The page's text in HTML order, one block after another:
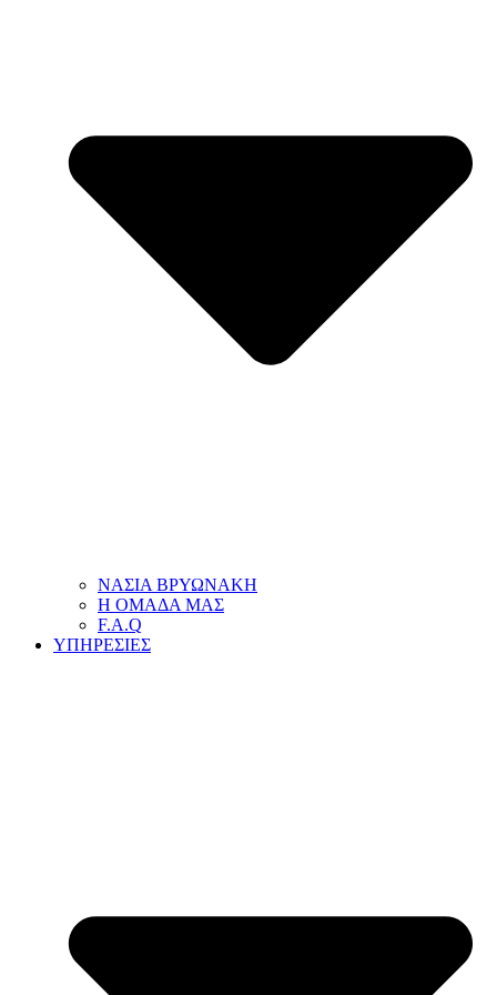
ΝΑΣΙΑ ΒΡΥΩΝΑΚΗ
Η ΟΜΑΔΑ ΜΑΣ
F.A.Q
ΥΠΗΡΕΣΙΕΣ